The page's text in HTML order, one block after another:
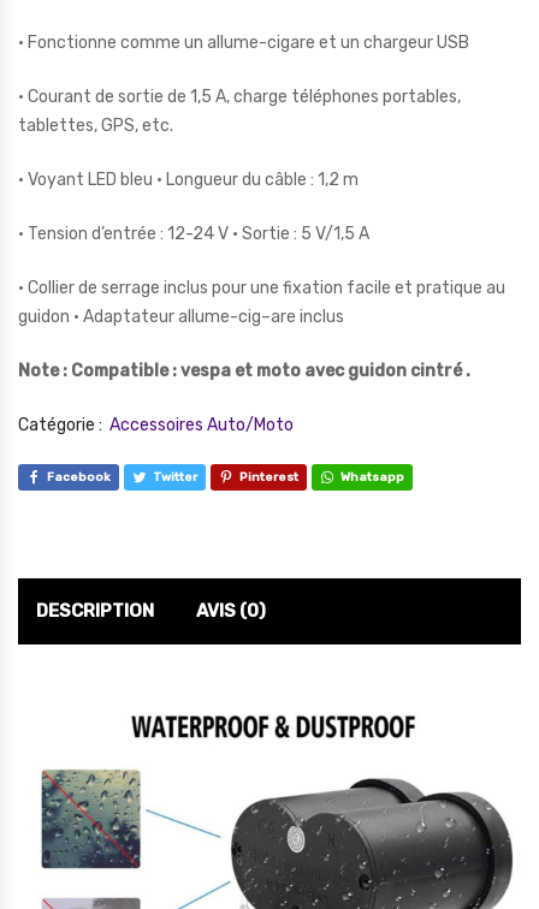
• Fonctionne comme un allume-cigare et un chargeur USB
• Courant de sortie de 1,5 A, charge téléphones portables,
tablettes, GPS, etc.
• Voyant LED bleu • Longueur du câble : 1,2 m
• Tension d’entrée : 12-24 V • Sortie : 5 V/1,5 A
• Collier de serrage inclus pour une fixation facile et pratique au
guidon • Adaptateur allume-cig–are inclus
Note : Compatible : vespa et moto avec guidon cintré .
Catégorie : Accessoires Auto/Moto
Facebook Twitter Pinterest Whatsapp
DESCRIPTION AVIS (0)